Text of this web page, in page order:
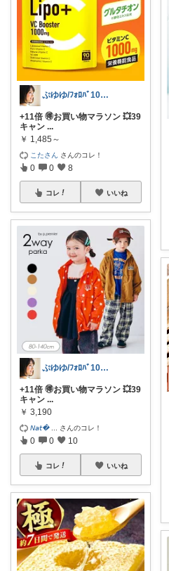
ぷゆゆ/ﾌｫﾛﾊﾞ100 ♡から経由購入
+11倍 🉐お買い物マラソン 💥39
キャン ...
￥ 1,485～
こたさん さんのコレ！
0 0 8
コレ いいね
ぷゆゆ/ﾌｫﾛﾊﾞ100 ♡から経由購入
+11倍 🉐お買い物マラソン 💥39
キャン ...
￥ 3,190
𝘕𝘢𝘵 さんのコレ！
0 0 10
コレ いいね